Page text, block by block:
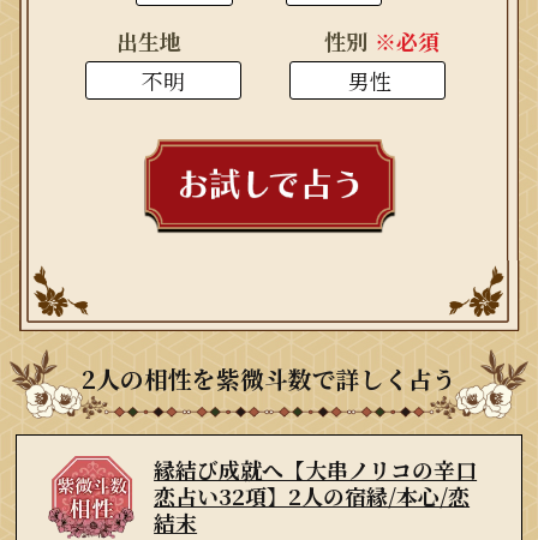
出生地
性別 ※必須
2人の相性を紫微斗数で詳しく占う
縁結び成就へ【大串ノリコの辛口
恋占い32項】2人の宿縁/本心/恋
結末